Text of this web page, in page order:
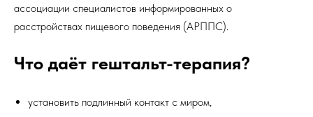
ассоциации специалистов информированных о
расстройствах пищевого поведения (АРППС).
Что даёт гештальт-терапия?
установить подлинный контакт с миром,